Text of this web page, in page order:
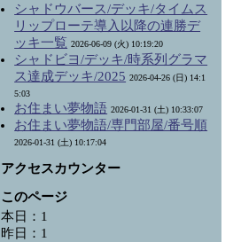
シャドウバース/デッキ/タイムス
リップローテ導入以降の連勝デ
ッキ一覧 2026-06-09 (火) 10:19:20
シャドビヨ/デッキ/時系列グラマ
ス達成デッキ/2025 2026-04-26 (日) 14:1
5:03
お住まい夢物語 2026-01-31 (土) 10:33:07
お住まい夢物語/専門部屋/番号順
2026-01-31 (土) 10:17:04
アクセスカウンター
このページ
本日：1
昨日：1